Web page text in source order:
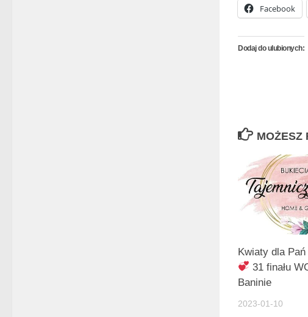
Facebook
Dodaj do ulubionych:
MOŻESZ
Kwiaty dla
31 finału
Baninie
2023-01-10